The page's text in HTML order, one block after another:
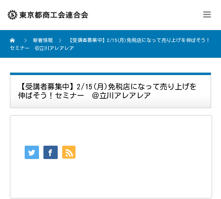
新着情報
【受講者募集中】2/15(月)免税店になって売り上げを伸ばそう！
セミナー ＠立川アレアレア
【受講者募集中】2/15(月)免税店になって売り上げを
伸ばそう！セミナー ＠立川アレアレア